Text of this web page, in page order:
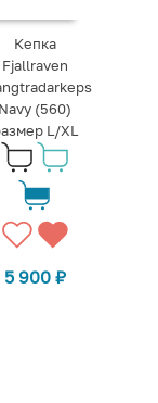
Кепка
Fjallraven
Navy (560)
L/XL
5 900 ₽